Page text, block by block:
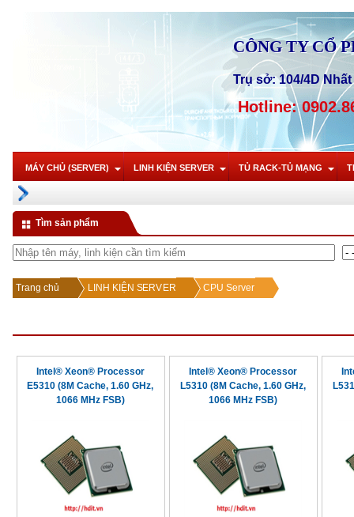
CÔNG TY CỔ
Trụ sở: 104/4D
Hotline:
MÁY CHỦ (SERVER) LINH KIỆN SERVER TỦ RACK-TỦ MẠNG
Tìm sản phẩm
Trang chủ LINH KIỆN SERVER CPU Server
Intel® Xeon® Processor
E5310 (8M Cache, 1.60 GHz,
1066 MHz FSB)
Intel® Xeon® Processor
L5310 (8M Cache, 1.60 GHz,
1066 MHz FSB)